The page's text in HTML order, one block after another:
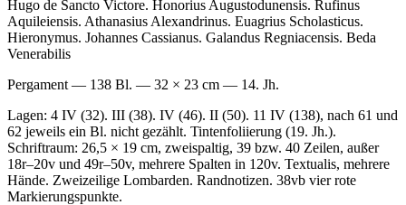
Hugo de Sancto Victore. Honorius Augustodunensis. Rufinus
Aquileiensis. Athanasius Alexandrinus. Euagrius Scholasticus.
Hieronymus. Johannes Cassianus. Galandus Regniacensis. Beda
Venerabilis
Pergament — 138 Bl. — 32 × 23 cm — 14. Jh.
Lagen: 4 IV (32). III (38). IV (46). II (50). 11 IV (138), nach 61 und
62 jeweils ein Bl. nicht gezählt. Tintenfoliierung (19. Jh.).
Schriftraum: 26,5 × 19 cm, zweispaltig, 39 bzw. 40 Zeilen, außer
18r–20v und 49r–50v, mehrere Spalten in 120v. Textualis, mehrere
Hände. Zweizeilige Lombarden. Randnotizen. 38vb vier rote
Markierungspunkte.